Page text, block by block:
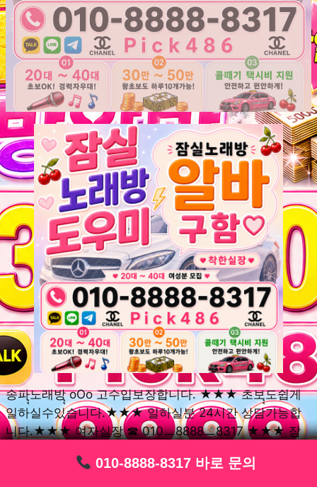
010-8888-8317 바로 문의
010-8888-8317 바로 문의
010-8888-8317 바로 문의
010-8888-8317 바로 문의
010-8888-8317 바로 문의
010-8888-8317 바로 문의
송파ุุ노래방ุุ oOo 고수입보장합니다. ★★★ 초보ุุ도쉽게
일하실수있습니다.★★★ 일하실분 24시간 상담가능합
니다.★★★ 여자실장 ☎ 010ㅡ8888ㅡ8317 ★★★ 잠
세요. 여성ㅣุุ알바ุุㅣ여기 신천동ุุ노래방ุุ ◞✿ 풍납동ุุ노래방ุุ
010-8888-8317 바로 문의
010-8888-8317 바로 문의
010-8888-8317 바로 문의